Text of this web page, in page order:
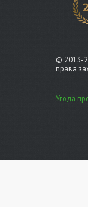
© 2013-
права
Угода